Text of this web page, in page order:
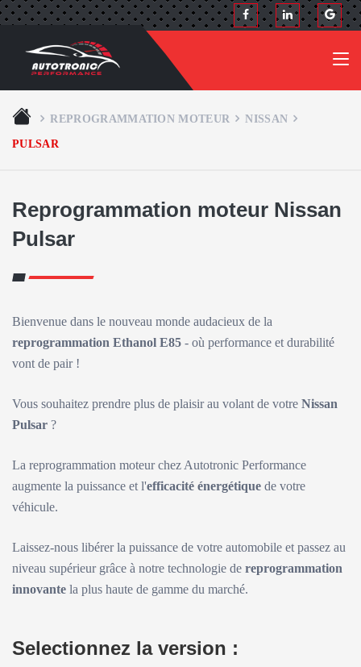
REPROGRAMMATION MOTEUR
NISSAN
PULSAR
Reprogrammation moteur Nissan
Pulsar
Bienvenue dans le nouveau monde audacieux de la
reprogrammation Ethanol E85 - où performance et durabilité
vont de pair !
Vous souhaitez prendre plus de plaisir au volant de votre Nissan
Pulsar ?
La reprogrammation moteur chez Autotronic Performance
augmente la puissance et l'efficacité énergétique de votre
véhicule.
Laissez-nous libérer la puissance de votre automobile et passez au
niveau supérieur grâce à notre technologie de reprogrammation
innovante la plus haute de gamme du marché.
Selectionnez la version :